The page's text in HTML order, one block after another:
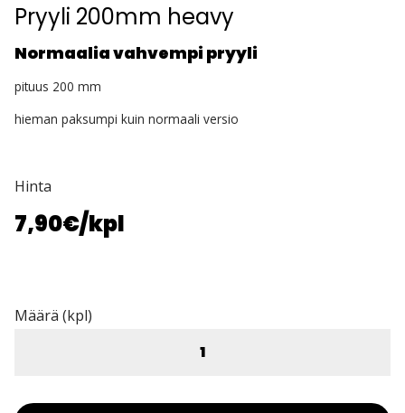
Pryyli 200mm heavy
Normaalia vahvempi pryyli
pituus 200 mm
hieman paksumpi kuin normaali versio
Hinta
7,90€/kpl
Määrä (kpl)